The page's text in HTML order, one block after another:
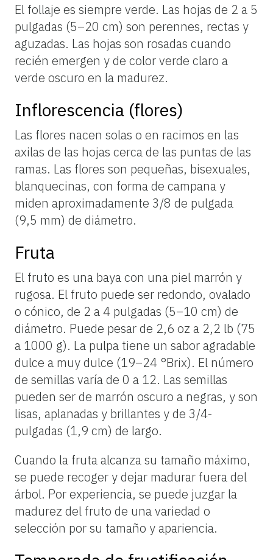
El follaje es siempre verde. Las hojas de 2 a 5
pulgadas (5–20 cm) son perennes, rectas y
aguzadas. Las hojas son rosadas cuando
recién emergen y de color verde claro a
verde oscuro en la madurez.
Inflorescencia (flores)
Las flores nacen solas o en racimos en las
axilas de las hojas cerca de las puntas de las
ramas. Las flores son pequeñas, bisexuales,
blanquecinas, con forma de campana y
miden aproximadamente 3/8 de pulgada
(9,5 mm) de diámetro.
Fruta
El fruto es una baya con una piel marrón y
rugosa. El fruto puede ser redondo, ovalado
o cónico, de 2 a 4 pulgadas (5–10 cm) de
diámetro. Puede pesar de 2,6 oz a 2,2 lb (75
a 1000 g). La pulpa tiene un sabor agradable
dulce a muy dulce (19–24 °Brix). El número
de semillas varía de 0 a 12. Las semillas
pueden ser de marrón oscuro a negras, y son
lisas, aplanadas y brillantes y de 3/4-
pulgadas (1,9 cm) de largo.
Cuando la fruta alcanza su tamaño máximo,
se puede recoger y dejar madurar fuera del
árbol. Por experiencia, se puede juzgar la
madurez del fruto de una variedad o
selección por su tamaño y apariencia.